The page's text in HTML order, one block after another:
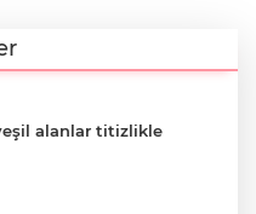
alanlar titizlikle